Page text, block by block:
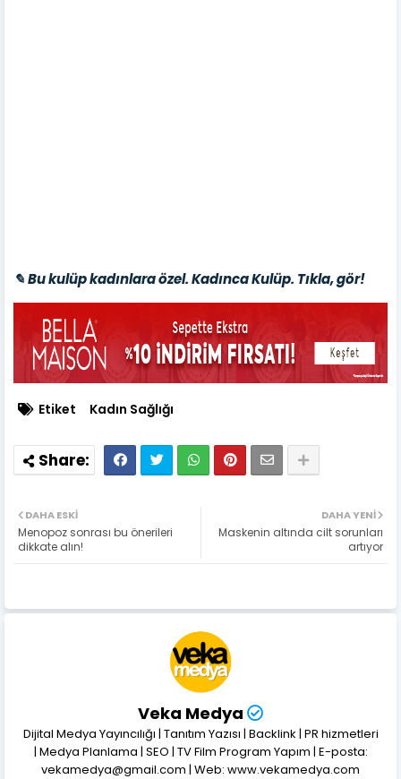
✎ Bu kulüp kadınlara özel. Kadınca Kulüp. Tıkla, gör!
Etiket Kadın Sağlığı
DAHA YENI
Maskenin altında cilt sorunları
artıyor
DAHA ESKI
Menopoz sonrası bu önerileri
dikkate alın!
Veka Medya
Dijital Medya Yayıncılığı | Tanıtım Yazısı | Backlink | PR hizmetleri
| Medya Planlama | SEO | TV Film Program Yapım | E-posta:
vekamedya@gmail.com | Web: www.vekamedya.com